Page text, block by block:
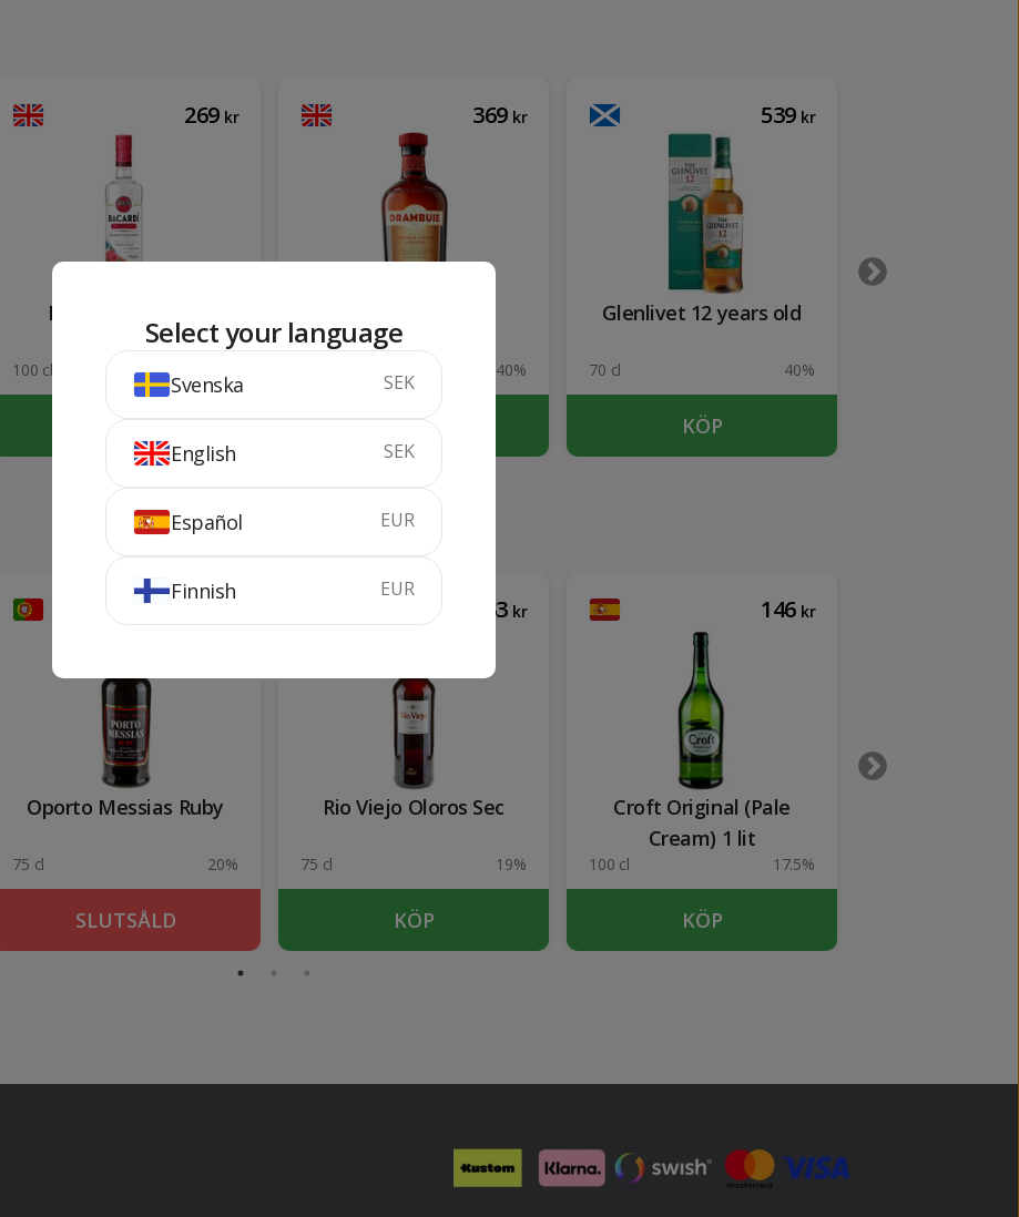
269 kr
Bacardi Razz 1 lit
100 cl
KÖP
369 kr
40%
KÖP
539 kr
Glenlivet 12 years old
70 cl 40%
KÖP
Oporto Messias Ruby
75 cl 20%
SLUTSÅLD
133 kr
Rio Viejo Oloros Sec
75 cl 19%
KÖP
146 kr
Croft Original (Pale
Cream) 1 lit
100 cl 17.5%
KÖP
Select your language
Svenska SEK
English SEK
Español EUR
Finnish EUR